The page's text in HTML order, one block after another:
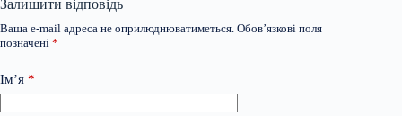
Залишити відповідь
Ваша e-mail адреса не оприлюднюватиметься. Обов’язкові поля
позначені *
Ім’я *